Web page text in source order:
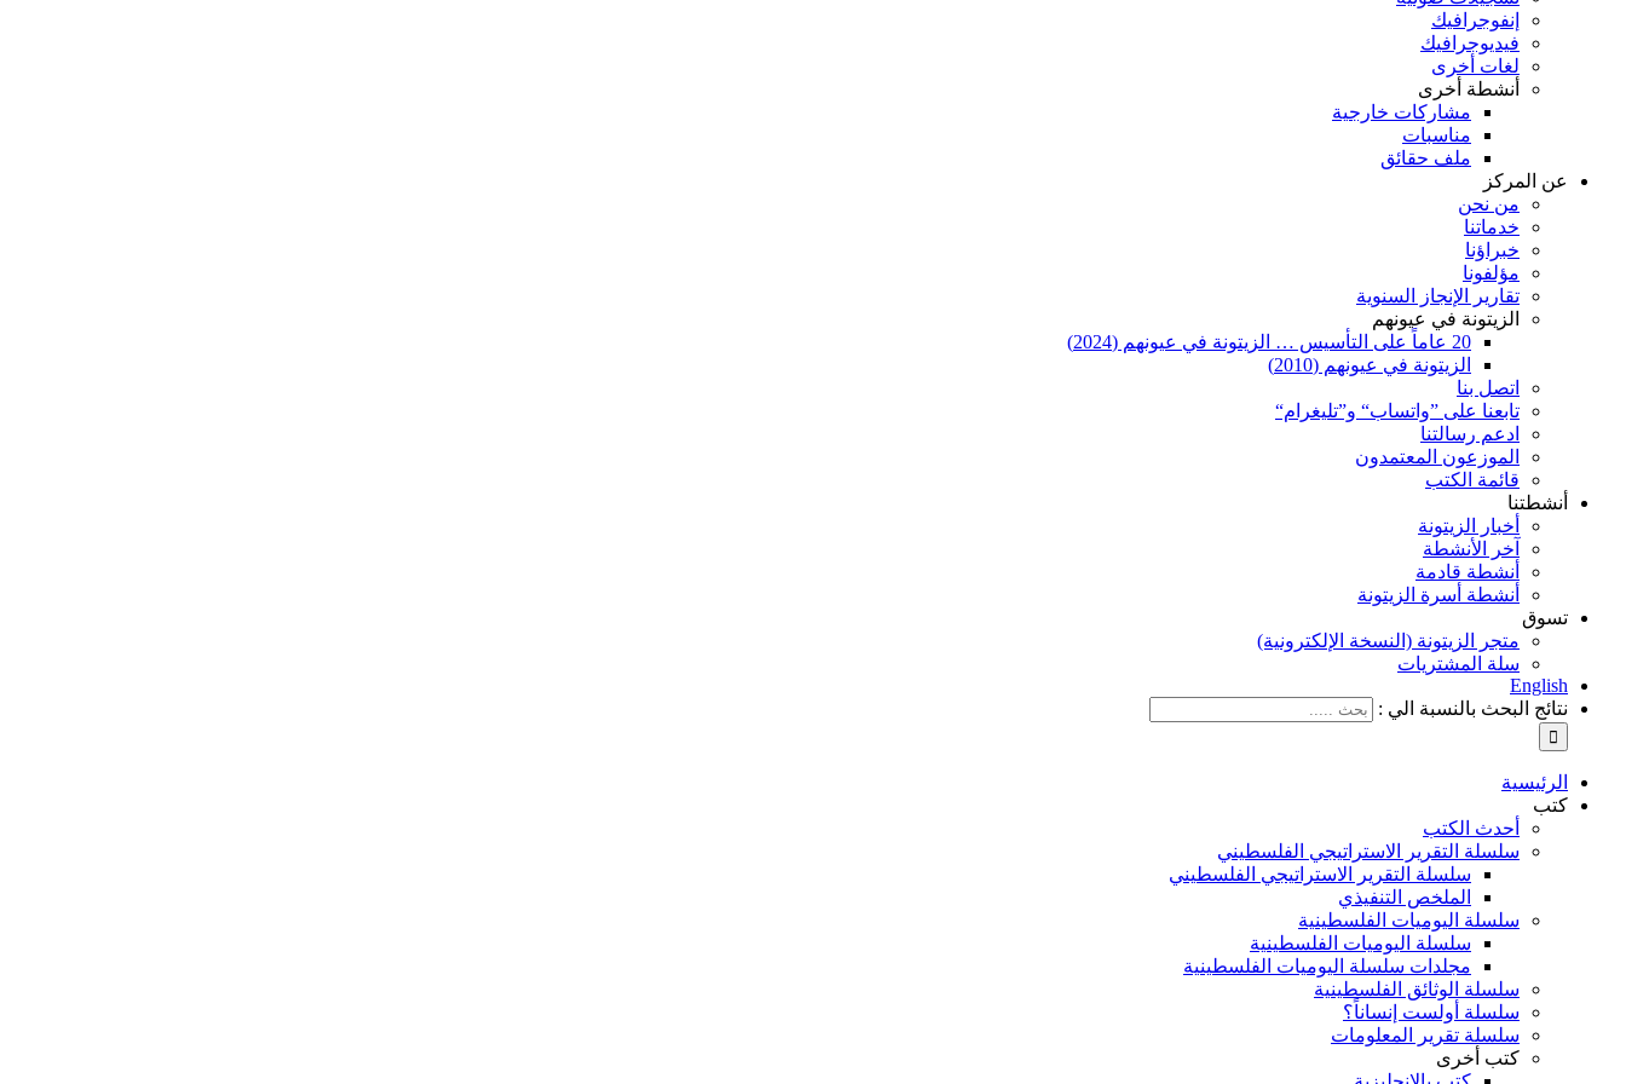
إنفوجرافيك
فيديوجرافيك
لغات أخرى
أنشطة أخرى
مشاركات خارجية
مناسبات
ملف حقائق
عن المركز
من نحن
خدماتنا
خبراؤنا
مؤلفونا
تقارير الإنجاز السنوية
الزيتونة في عيونهم
20 عاماً على التأسيس … الزيتونة في عيونهم (2024)
الزيتونة في عيونهم (2010)
اتصل بنا
تابعنا على ”واتساب“ و”تليغرام“
ادعم رسالتنا
الموزعون المعتمدون
قائمة الكتب
أنشطتنا
أخبار الزيتونة
آخر الأنشطة
أنشطة قادمة
أنشطة أسرة الزيتونة
تسوق
متجر الزيتونة (النسخة الإلكترونية)
سلة المشتريات
English
نتائج البحث بالنسبة الي :
الرئيسية
كتب
أحدث الكتب
سلسلة التقرير الاستراتيجي الفلسطيني
سلسلة التقرير الاستراتيجي الفلسطيني
الملخص التنفيذي
سلسلة اليوميات الفلسطينية
سلسلة اليوميات الفلسطينية
مجلدات سلسلة اليوميات الفلسطينية
سلسلة الوثائق الفلسطينية
سلسلة أولست إنساناً؟
سلسلة تقرير المعلومات
كتب أخرى